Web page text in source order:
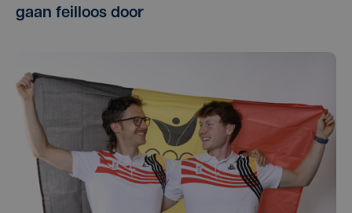
gaan feilloos door